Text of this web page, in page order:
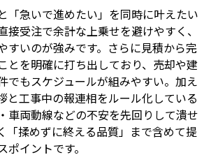
「急いで進めたい」を同時に叶えたい
接受注で余計な上乗せを避けやすく、
すいのが強みです。さらに見積から完
とを明確に打ち出しており、売却や建
でもスケジュールが組みやすい。加え
と工事中の報連相をルール化している
車両動線などの不安を先回りして潰せ
「揉めずに終える品質」まで含めて提
イントです。